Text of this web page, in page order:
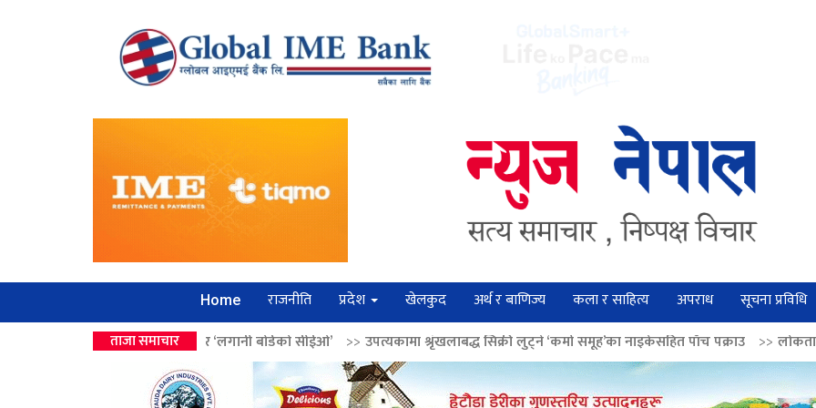
Home राजनीति प्रदेश खेलकुद अर्थ र बाणिज्य कला र साहित्य अपराध सूचना प्रविधि
ताजा समाचार
उपहार ‘लगानी बोर्डको सीईओ’ >>उपत्यकामा श्रृंखलाबद्ध सिक्री लुट्ने ‘कर्मा समूह’का नाइकेसहित पाँच पक्राउ >>लोकतान्त्रिक मूल्य सुदृढ